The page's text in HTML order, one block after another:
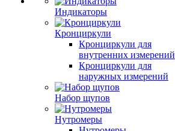
Индикаторы
Кронциркули
Кронциркули для
внутренних измерений
Кронциркули для
наружных измерений
Набор щупов
Нутромеры